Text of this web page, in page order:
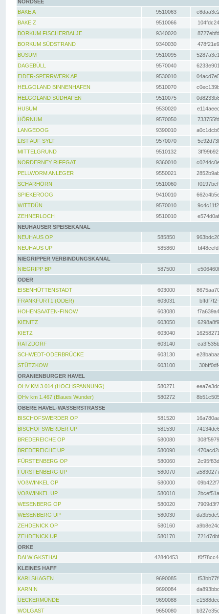
NORDSEE
BAKE A
9510063
BAKE Z
9510066
BORKUM FISCHERBALJE
9340020
BORKUM SÜDSTRAND
9340030
BÜSUM
9510095
DAGEBÜLL
9570040
EIDER-SPERRWERK AP
9530010
HELGOLAND BINNENHAFEN
9510070
HELGOLAND SÜDHAFEN
9510075
HUSUM
9530020
HÖRNUM
9570050
LANGEOOG
9390010
LIST AUF SYLT
9570070
MITTELGRUND
9510132
NORDERNEY RIFFGAT
9360010
PELLWORM ANLEGER
9550021
SCHARHÖRN
9510060
SPIEKEROOG
9410010
WITTDÜN
9570010
ZEHNERLOCH
9510010
NEUHAUSER SPEISEKANAL
NEUHAUS OP
585850
NEUHAUS UP
585860
NIEGRIPPER VERBINDUNGSKANAL
NIEGRIPP BP
587500
ODER
EISENHÜTTENSTADT
603000
FRANKFURT1 (ODER)
603031
HOHENSAATEN-FINOW
603080
KIENITZ
603050
KIETZ
603040
RATZDORF
603140
SCHWEDT-ODERBRÜCKE
603130
STÜTZKOW
603100
ORANIENBURGER HAVEL
OHV KM 3.014 (HOCHSPANNUNG)
580271
OHv km 1.467 (Blaues Wunder)
580272
OBERE HAVEL-WASSERSTRASSE
BISCHOFSWERDER OP
581520
BISCHOFSWERDER UP
581530
BREDEREICHE OP
580080
BREDEREICHE UP
580090
FÜRSTENBERG OP
580060
FÜRSTENBERG UP
580070
VOßWINKEL OP
580000
VOßWINKEL UP
580010
WESENBERG OP
580020
WESENBERG UP
580030
ZEHDENICK OP
580160
ZEHDENICK UP
580170
ORKE
DALWIGKSTHAL
42840453
KLEINES HAFF
KARLSHAGEN
9690085
KARNIN
9690084
UECKERMÜNDE
9690088
WOLGAST
9650080